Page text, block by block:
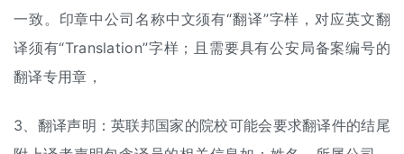
一致。印章中公司名称中文须有“翻译”字样，对应英文翻
译须有“Translation”字样；且需要具有公安局备案编号的
翻译专用章，
3、翻译声明：英联邦国家的院校可能会要求翻译件的结尾